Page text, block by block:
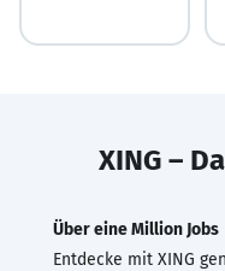
XING –
Über eine Million Jobs
Entdecke mit XING